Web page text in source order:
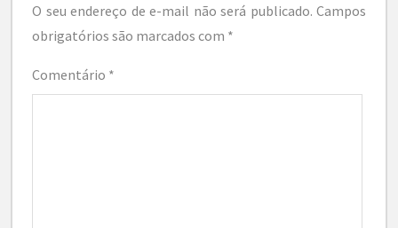
O seu endereço de e-mail não será publicado. Campos
obrigatórios são marcados com *
Comentário *